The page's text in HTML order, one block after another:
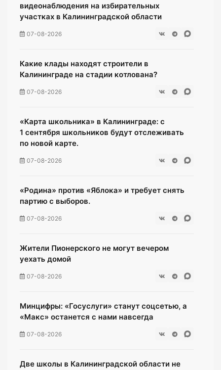
видеонаблюдения на избирательных
участках в Калининградской области
07-08-2026
Какие клады находят строители в
Калининграде на стадии котлована?
07-08-2026
«Карта школьника» в Калининграде: с
1 сентября школьников будут отслеживать
по новой карте.
07-08-2026
«Родина» против «Яблока» и требует снять
партию с выборов.
07-08-2026
Жители Пионерского не могут вечером
уехать домой
07-08-2026
Минцифры: «Госуслуги» станут соцсетью, а
«Макс» останется с нами навсегда
07-08-2026
Две школы в Калининградской области не